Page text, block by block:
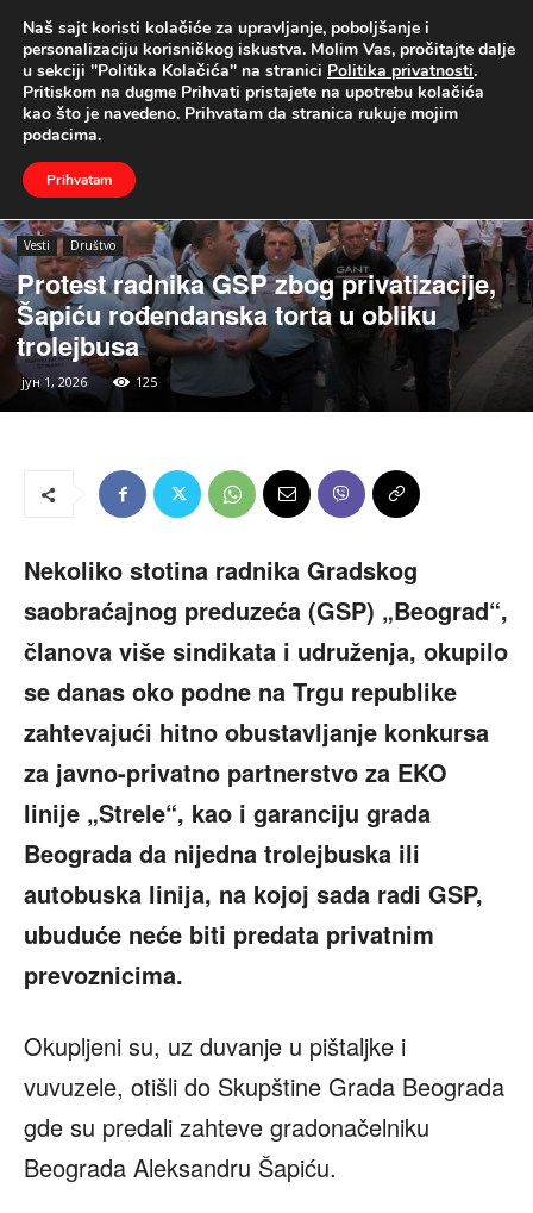
UŽIVO
Naslovna Vesti Društvo
Vesti Društvo
Protest radnika GSP zbog privatizacije,
Šapiću rođendanska torta u obliku
trolejbusa
јун 1, 2026 125
Nekoliko stotina radnika Gradskog
saobraćajnog preduzeća (GSP) „Beograd“,
članova više sindikata i udruženja, okupilo
se danas oko podne na Trgu republike
zahtevajući hitno obustavljanje konkursa
za javno-privatno partnerstvo za EKO
linije „Strele“, kao i garanciju grada
Beograda da nijedna trolejbuska ili
autobuska linija, na kojoj sada radi GSP,
ubuduće neće biti predata privatnim
prevoznicima.
Okupljeni su, uz duvanje u pištaljke i
vuvuzele, otišli do Skupštine Grada Beograda
gde su predali zahteve gradonačelniku
Beograda Aleksandru Šapiću.
Naš sajt koristi kolačiće za upravljanje, poboljšanje i
personalizaciju korisničkog iskustva. Molim Vas, pročitajte dalje
u sekciji "Politika Kolačića" na stranici Politika privatnosti.
Pritiskom na dugme Prihvati pristajete na upotrebu kolačića
kao što je navedeno. Prihvatam da stranica rukuje mojim
podacima.
Prihvatam